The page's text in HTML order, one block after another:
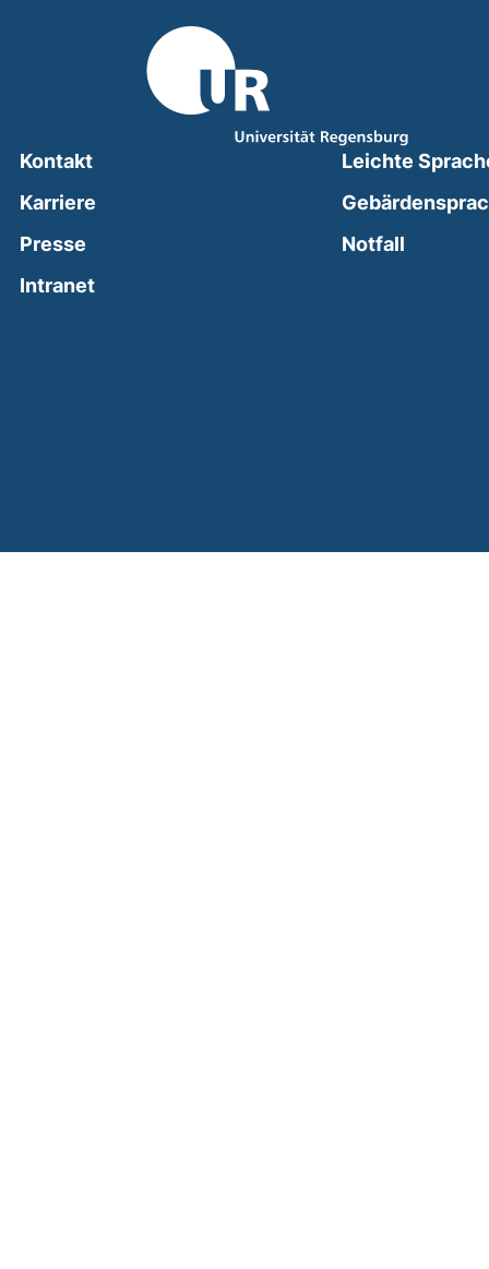
Kontakt
Karriere
Presse
Intranet(external link, opens in a new window)
Leichte
Notfall